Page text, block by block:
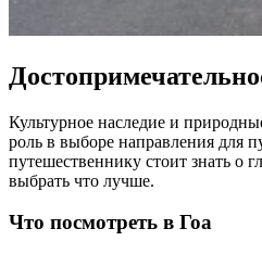
Культурное наследие и
роль в выборе направления для
путешественнику стоит знать о
выбрать что лучше.
Что посмотреть в Гоа